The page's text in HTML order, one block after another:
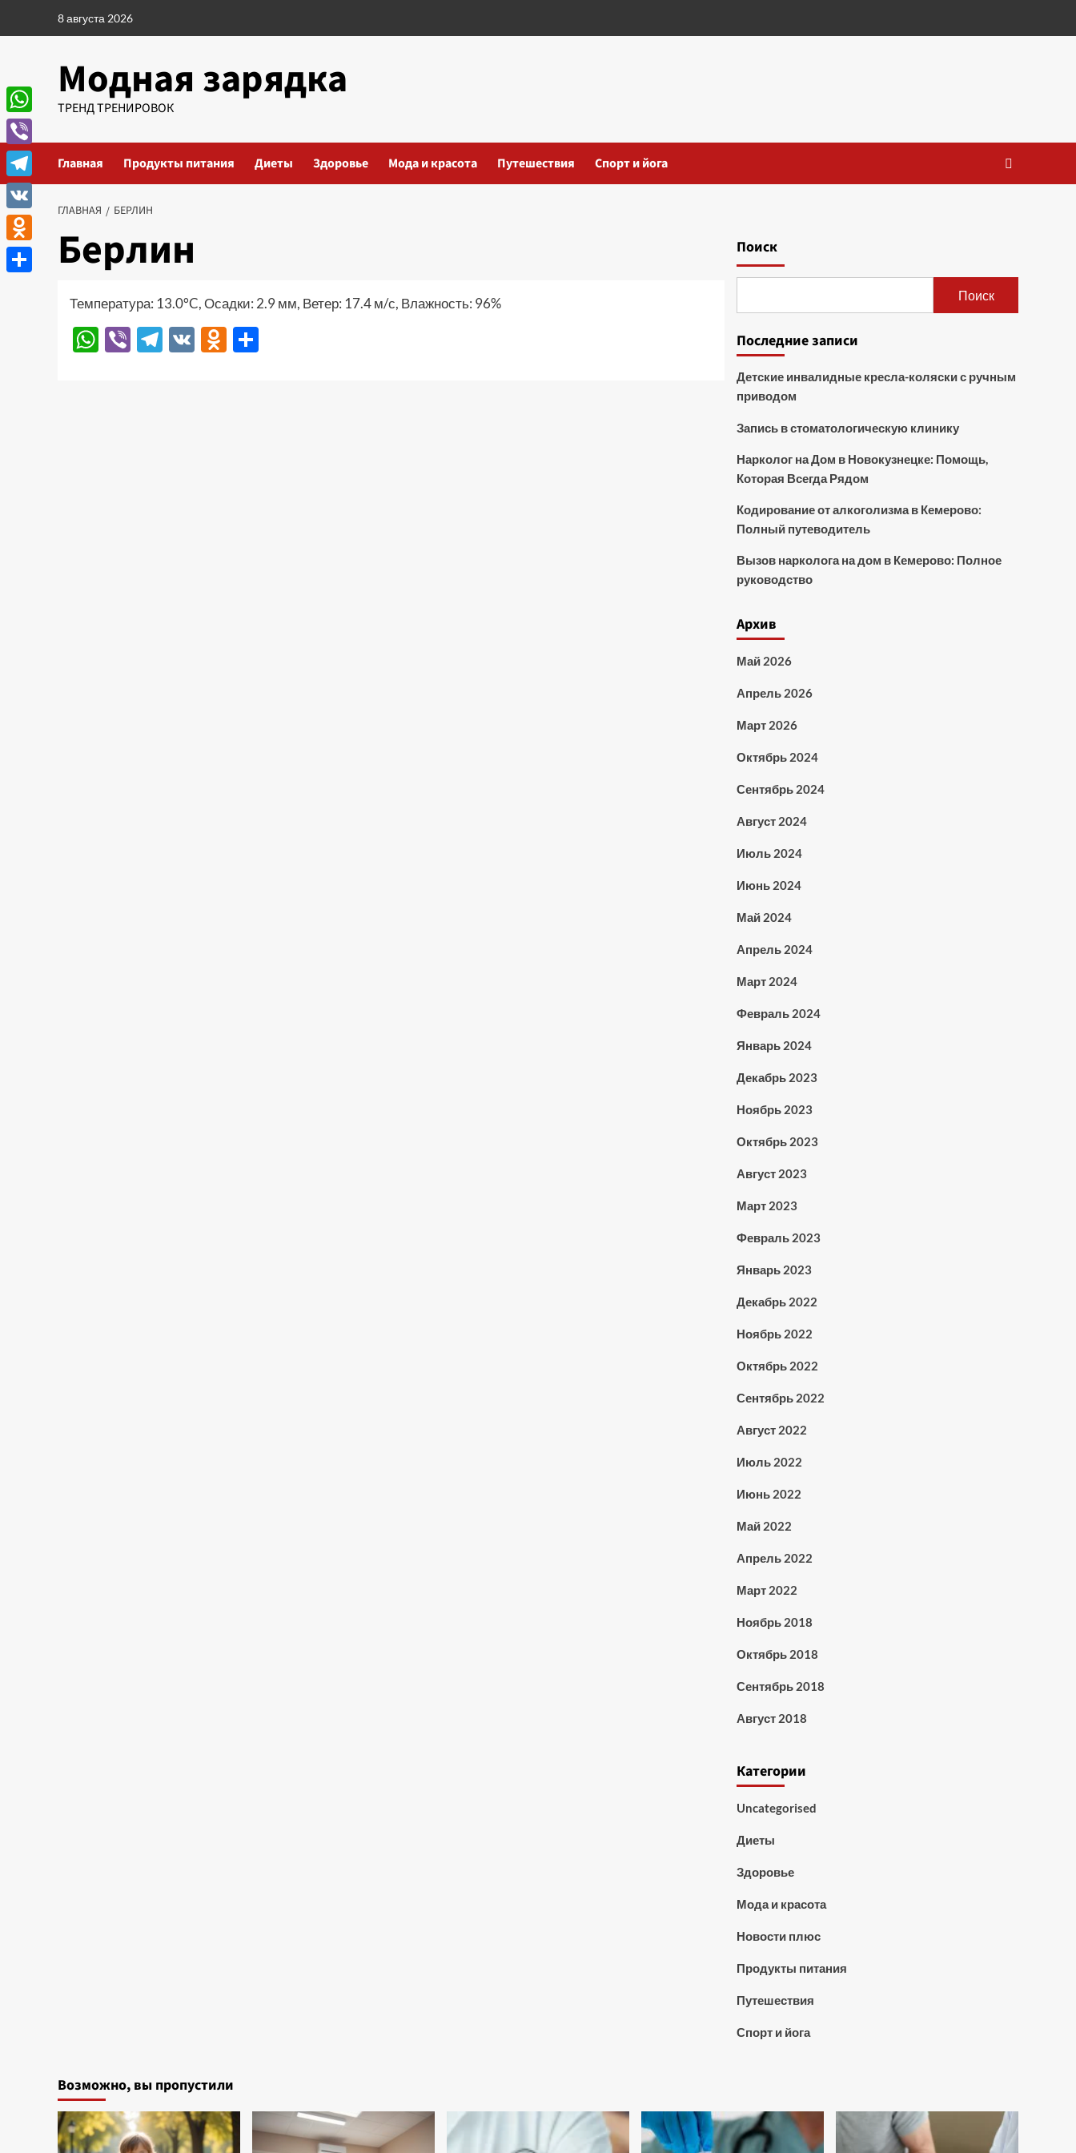
8 августа 2026
Модная зарядка
ТРЕНД ТРЕНИРОВОК
Главная Продукты питания Диеты Здоровье Мода и красота Путешествия Спорт и йога
ГЛАВНАЯ БЕРЛИН
Берлин
Температура: 13.0°C, Осадки: 2.9 мм, Ветер: 17.4 м/с, Влажность: 96%
WhatsApp
ViberTelegram
VK Odnoklassniki
Поиск
Поиск
Последние записи
Детские инвалидные кресла-коляски с ручным
приводом
Запись в стоматологическую клинику
Нарколог на Дом в Новокузнецке: Помощь,
Которая Всегда Рядом
Кодирование от алкоголизма в Кемерово:
Полный путеводитель
Вызов нарколога на дом в Кемерово: Полное
руководство
Архив
Май 2026
Апрель 2026
Март 2026
Октябрь 2024
Сентябрь 2024
Август 2024
Июль 2024
Июнь 2024
Май 2024
Апрель 2024
Март 2024
Февраль 2024
Январь 2024
Декабрь 2023
Ноябрь 2023
Октябрь 2023
Август 2023
Март 2023
Февраль 2023
Январь 2023
Декабрь 2022
Ноябрь 2022
Октябрь 2022
Сентябрь 2022
Август 2022
Июль 2022
Июнь 2022
Май 2022
Апрель 2022
Март 2022
Ноябрь 2018
Октябрь 2018
Сентябрь 2018
Август 2018
Категории
Uncategorised
Диеты
Здоровье
Мода и красота
Новости плюс
Продукты питания
Путешествия
Спорт и йога
Возможно, вы пропустили
WhatsApp
Viber
Telegram
VK
Odnoklassniki